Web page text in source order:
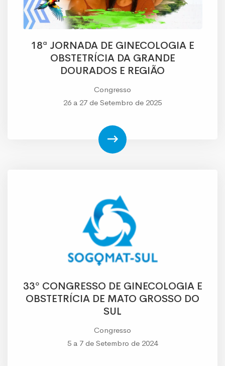
18ª JORNADA DE GINECOLOGIA E
OBSTETRÍCIA DA GRANDE
DOURADOS E REGIÃO
Congresso
26 a 27 de Setembro de 2025
33º CONGRESSO DE GINECOLOGIA E
OBSTETRÍCIA DE MATO GROSSO DO
SUL
Congresso
5 a 7 de Setembro de 2024